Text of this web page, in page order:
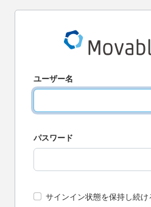
ユーザー名
パスワード
サインイン状態を保持し続け